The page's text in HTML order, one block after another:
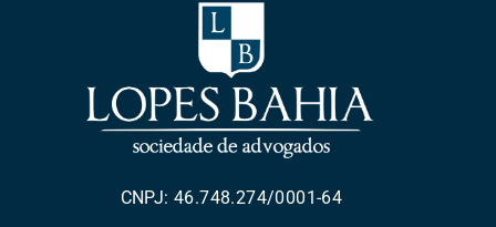
CNPJ: 46.748.274/0001-64